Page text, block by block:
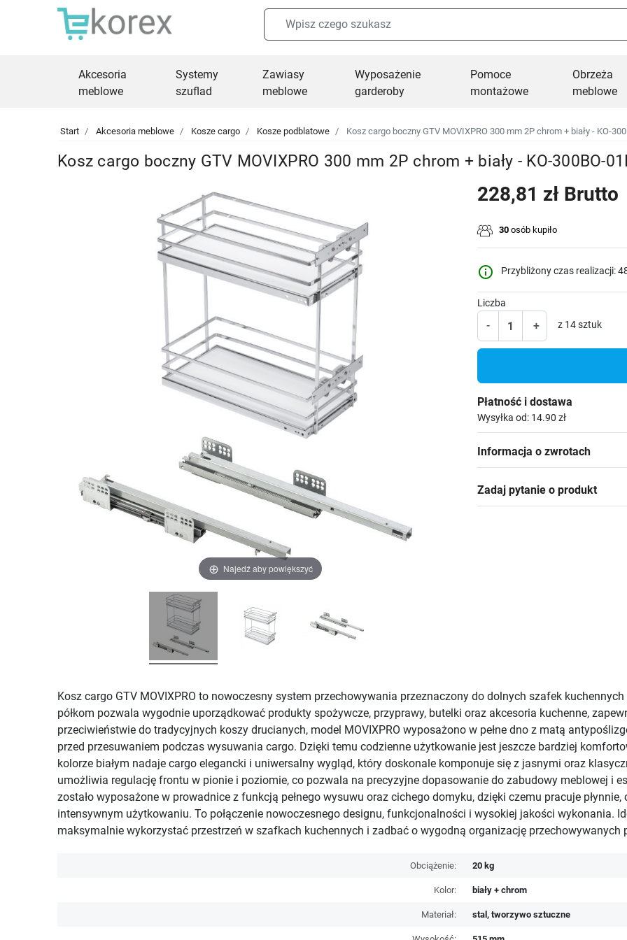
Akcesoria
meblowe
Systemy
szuflad
Zawiasy
meblowe
Wyposażenie
garderoby
Pomoce
montażowe
Obrzeża
meblowe
Start Akcesoria meblowe Kosze cargo Kosze podblatowe Kosz cargo boczny GTV MOVIXPRO 300 mm 2P chrom + biały - KO-
Kosz cargo boczny GTV MOVIXPRO 300 mm 2P chrom + biały - KO-300BO-
Najedź aby powiększyć
228,81 zł Brutto
30 osób kupiło
info_outline Przybliżony czas realizacji:
Liczba
- + z 14 sztuk
Płatność i dostawa
Wysyłka od: 14.90 zł
Informacja o zwrotach
Zadaj pytanie o produkt
Kosz cargo GTV MOVIXPRO to nowoczesny system przechowywania przeznaczony do dolnych szafek
półkom pozwala wygodnie uporządkować produkty spożywcze, przyprawy, butelki oraz akcesoria kuchenne,
przeciwieństwie do tradycyjnych koszy drucianych, model MOVIXPRO wyposażono w pełne dno z matą
przed przesuwaniem podczas wysuwania cargo. Dzięki temu codzienne użytkowanie jest jeszcze bardziej
kolorze białym nadaje cargo elegancki i uniwersalny wygląd, który doskonale komponuje się z jasnymi oraz
umożliwia regulację frontu w pionie i poziomie, co pozwala na precyzyjne dopasowanie do zabudowy meblowej i
zostało wyposażone w prowadnice z funkcją pełnego wysuwu oraz cichego domyku, dzięki czemu pracuje
intensywnym użytkowaniu. To połączenie nowoczesnego designu, funkcjonalności i wysokiej jakości wykonania.
maksymalnie wykorzystać przestrzeń w szafkach kuchennych i zadbać o wygodną organizację przechowywanych
Obciążenie: 20 kg
Kolor: biały + chrom
Materiał: stal, tworzywo sztuczne